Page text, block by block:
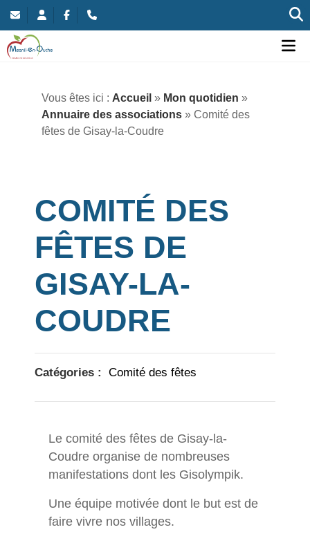
Vous êtes ici : Accueil » Mon quotidien »
Annuaire des associations » Comité des
fêtes de Gisay-la-Coudre
COMITÉ DES
FÊTES DE
GISAY-LA-
COUDRE
Catégories : Comité des fêtes
Le comité des fêtes de Gisay-la-
Coudre organise de nombreuses
manifestations dont les Gisolympik.
Une équipe motivée dont le but est de
faire vivre nos villages.